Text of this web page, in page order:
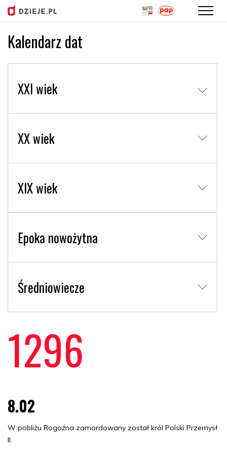
Kalendarz dat
1296
8.02
W pobliżu Rogoźna zamordowany został król Polski Przemysł
II.
XXI wiek
XX wiek
XIX wiek
Epoka nowożytna
Średniowiecze